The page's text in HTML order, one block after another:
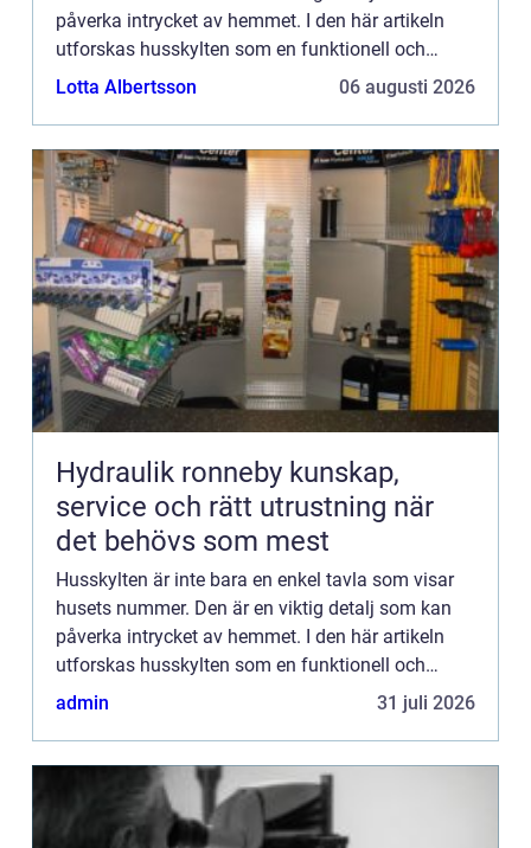
påverka intrycket av hemmet. I den här artikeln
utforskas husskylten som en funktionell och
estetisk komponent, samt dess historiska ...
Lotta Albertsson 06 augusti 2026
Hydraulik ronneby kunskap,
service och rätt utrustning när
det behövs som mest
Husskylten är inte bara en enkel tavla som visar
husets nummer. Den är en viktig detalj som kan
påverka intrycket av hemmet. I den här artikeln
utforskas husskylten som en funktionell och
estetisk komponent, samt dess historiska ...
admin 31 juli 2026